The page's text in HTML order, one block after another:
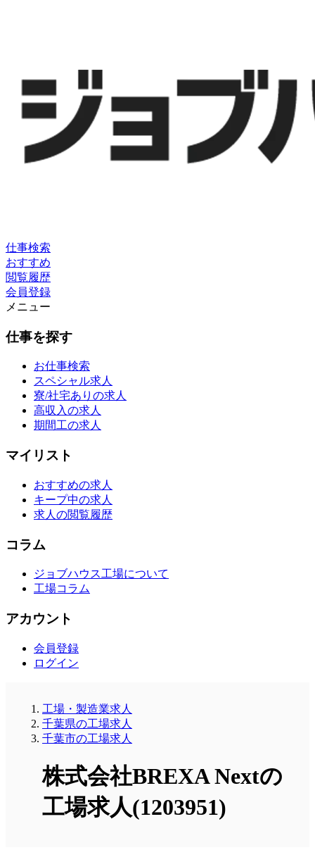
仕事検索
おすすめ
閲覧履歴
会員登録
メニュー
仕事を探す
お仕事検索
スペシャル求人
寮/社宅ありの求人
高収入の求人
期間工の求人
マイリスト
おすすめの求人
キープ中の求人
求人の閲覧履歴
コラム
ジョブハウス工場について
工場コラム
アカウント
会員登録
ログイン
工場・製造業求人
千葉県の工場求人
千葉市の工場求人
株式会社BREXA Nextの
工場求人(1203951)